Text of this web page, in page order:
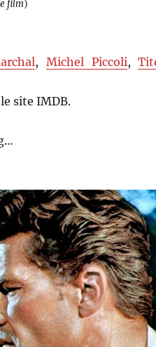
film)
, Michel Piccoli,
site IMDB.